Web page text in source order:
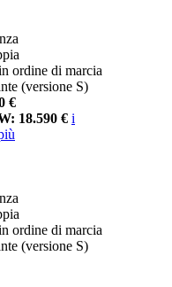
ordine di marcia
(versione S)
€
18.590 € i
ordine di marcia
(versione S)